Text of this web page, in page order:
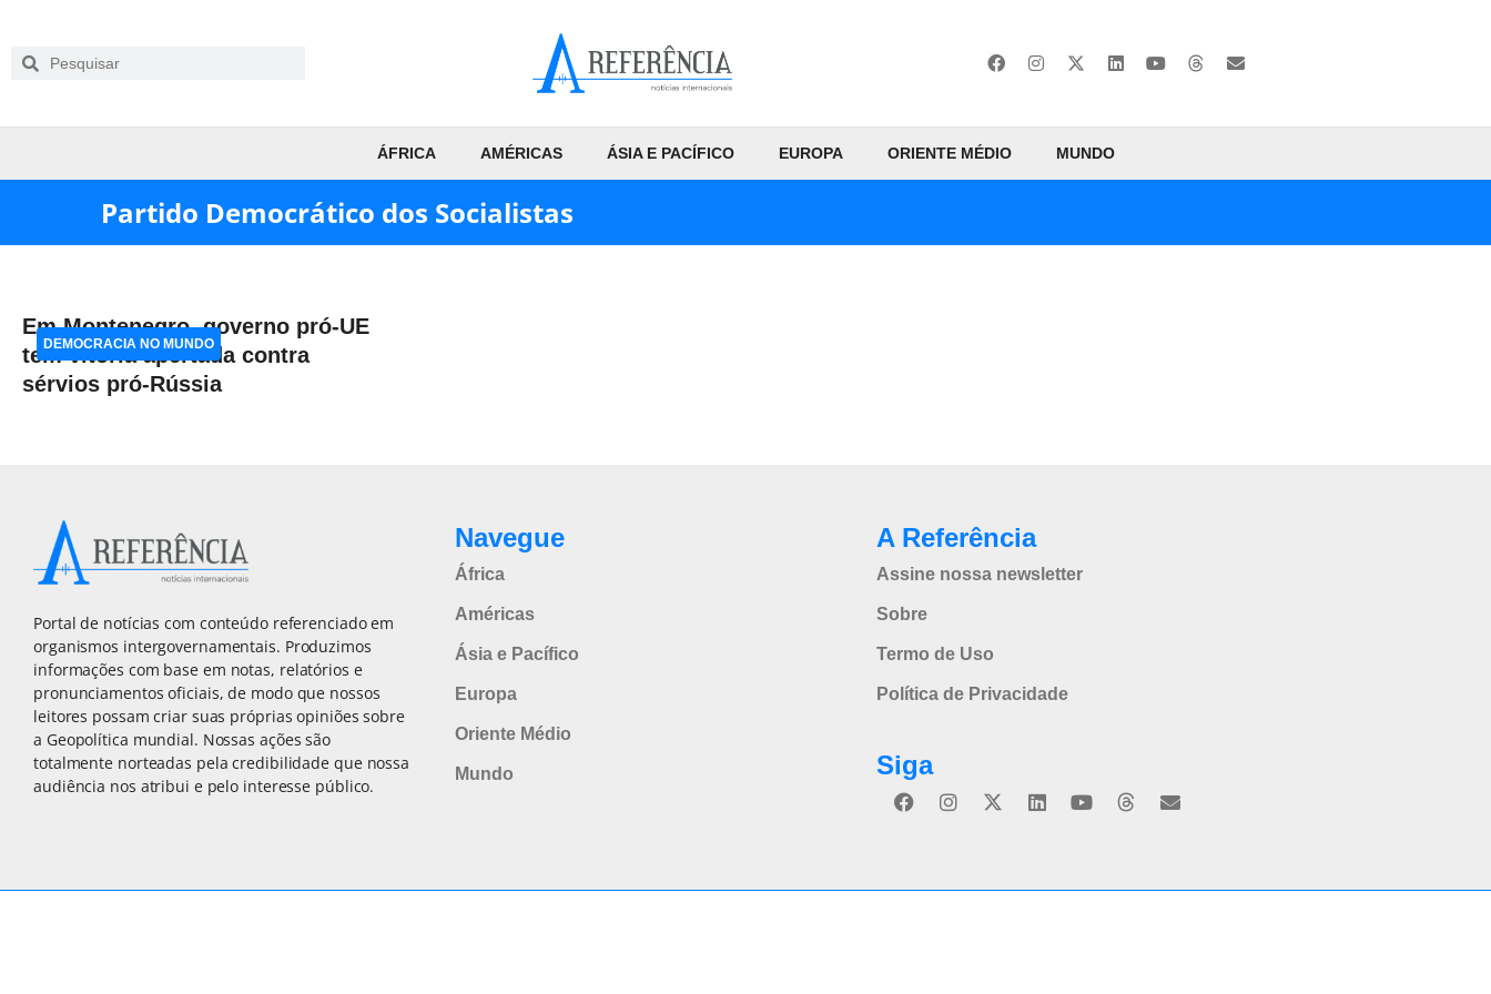
ÁFRICA AMÉRICAS ÁSIA E PACÍFICO EUROPA ORIENTE MÉDIO MUNDO
Partido Democrático dos Socialistas
Em Montenegro, governo pró-UE
tem vitória apertada contra
sérvios pró-Rússia
DEMOCRACIA NO MUNDO
Portal de notícias com conteúdo referenciado em
organismos intergovernamentais. Produzimos
informações com base em notas, relatórios e
pronunciamentos oficiais, de modo que nossos
leitores possam criar suas próprias opiniões sobre
a Geopolítica mundial. Nossas ações são
totalmente norteadas pela credibilidade que nossa
audiência nos atribui e pelo interesse público.
Navegue
África
Américas
Ásia e Pacífico
Europa
Oriente Médio
Mundo
A Referência
Assine nossa newsletter
Sobre
Termo de Uso
Política de Privacidade
Siga